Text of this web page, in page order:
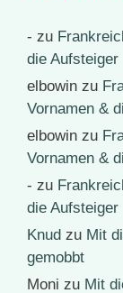
- zu
die Aufsteiger
elbowin zu
Vornamen &
elbowin zu
Vornamen &
- zu
die Aufsteiger
Knud zu Mit
gemobbt
Moni zu Mit